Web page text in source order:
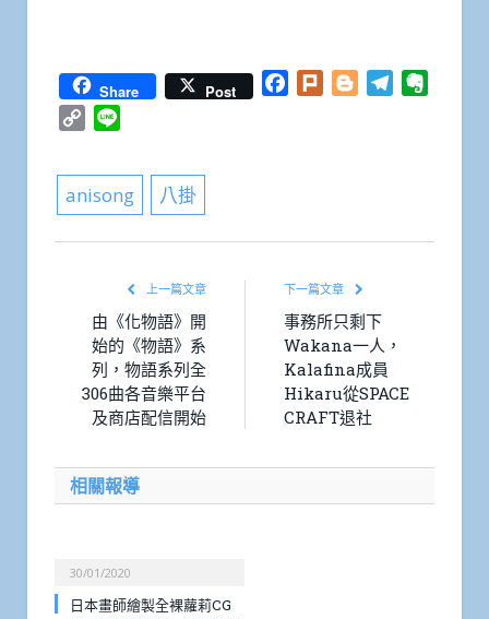
Share Post Facebook
Plurk BloggerTelegram
Copy
anisong 八掛
上一篇文章
由《化物語》開
始的《物語》系
列，物語系列全
306曲各音樂平台
及商店配信開始
下一篇文章
事務所只剩下
Wakana一人，
Kalafina成員
Hikaru從SPACE
CRAFT退社
相關報導
30/01/2020
日本畫師繪製全裸蘿莉CG